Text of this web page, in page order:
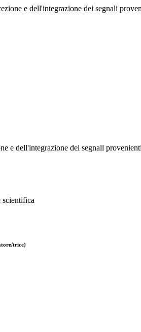
e dell'integrazione dei segnali
e dell'integrazione dei segnali
scientifica
trice)